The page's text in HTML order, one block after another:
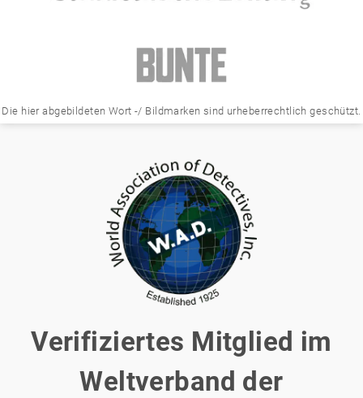
Die hier abgebildeten Wort -/ Bildmarken sind urheberrechtlich geschützt.
Verifiziertes Mitglied im
Weltverband der